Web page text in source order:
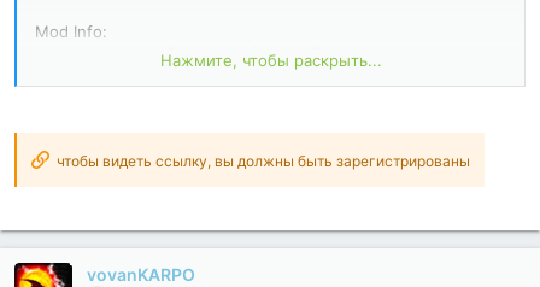
Mod Info:
No root or Lucky Patcher or Google Play Modded required;;
Disabled / Removed unwanted Permissions + Receivers +
Google Play Store install package check disabled;
Debug code removed;
java...
Нажмите, чтобы раскрыть...
чтобы видеть ссылку, вы должны быть зарегистрированы
vovanKARPO